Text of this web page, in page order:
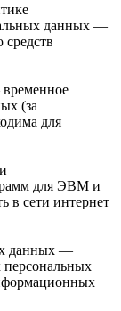
данных —
(за
для
для ЭВМ и
в сети интернет
данных —
персональных